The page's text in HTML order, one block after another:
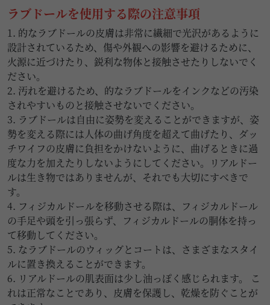
ラブドールを使用する際の注意事項
1. 的なラブドールの皮膚は非常に繊細で光沢があるように
設計されているため、傷や外観への影響を避けるために、
火源に近づけたり、鋭利な物体と接触させたりしないでく
ださい。
2. 汚れを避けるため、的なラブドールをインクなどの汚染
されやすいものと接触させないでください。
3. ラブドールは自由に姿勢を変えることができますが、姿
勢を変える際には人体の曲げ角度を超えて曲げたり、ダッ
チワイフの皮膚に負担をかけないように、曲げるときに過
度な力を加えたりしないようにしてください。リアルドー
ルは生き物ではありませんが、それでも大切にすべきで
す。
4. フィジカルドールを移動させる際は、フィジカルドール
の手足や頭を引っ張らず、フィジカルドールの胴体を持っ
て移動してください。
5. なラブドールのウィッグとコートは、さまざまなスタイ
ルに置き換えることができます。
6. リアルドールの肌表面は少し油っぽく感じられます。 こ
れは正常なことであり、皮膚を保護し、乾燥を防ぐことが